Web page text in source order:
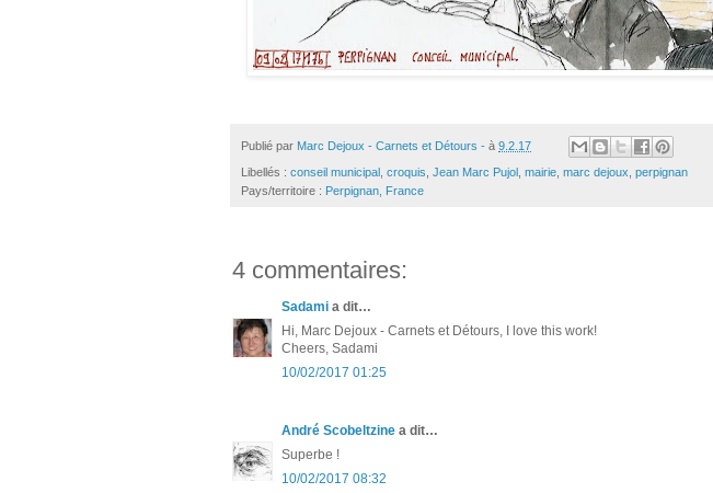
Publié par Marc Dejoux - Carnets et Détours - à 9.2.17
Libellés : conseil municipal croquis Jean Marc Pujol mairie marc dejoux perpignan
Pays/territoire : Perpignan, France
4 commentaires:
Sadami a dit…
Hi, Marc Dejoux - Carnets et Détours, I love this work!
Cheers, Sadami
10/02/2017 01:25
André Scobeltzine a dit…
Superbe !
10/02/2017 08:32